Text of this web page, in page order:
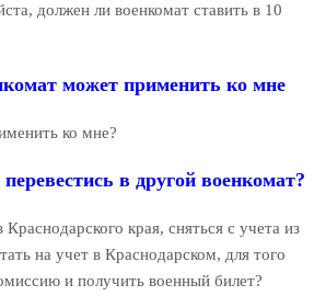
должен ли военкомат ставить в 10
может применить ко мне
ко мне?
в другой военкомат?
края, сняться с учета из
на учет в Краснодарском, для того
и получить военный билет?